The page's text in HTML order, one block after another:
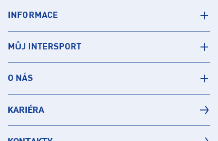
INFORMACE
MŮJ INTERSPORT
O NÁS
KARIÉRA